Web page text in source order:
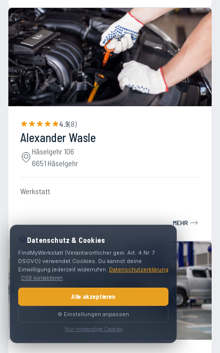
4.9(8)
Alexander Wasle
Häselgehr 106
6651 Häselgehr
Werkstatt
MEHR
🍪Datenschutz & Cookies
FindMyWerkstatt (Verantwortlicher gem. Art. 4 Nr. 7
DSGVO) verwendet Cookies. Du kannst deine
Einwilligung jederzeit widerrufen. Datenschutzerklärung
· DSB kontaktieren
Alle akzeptieren
⚙️ Einstellungen anpassen
Nur notwendige Cookies